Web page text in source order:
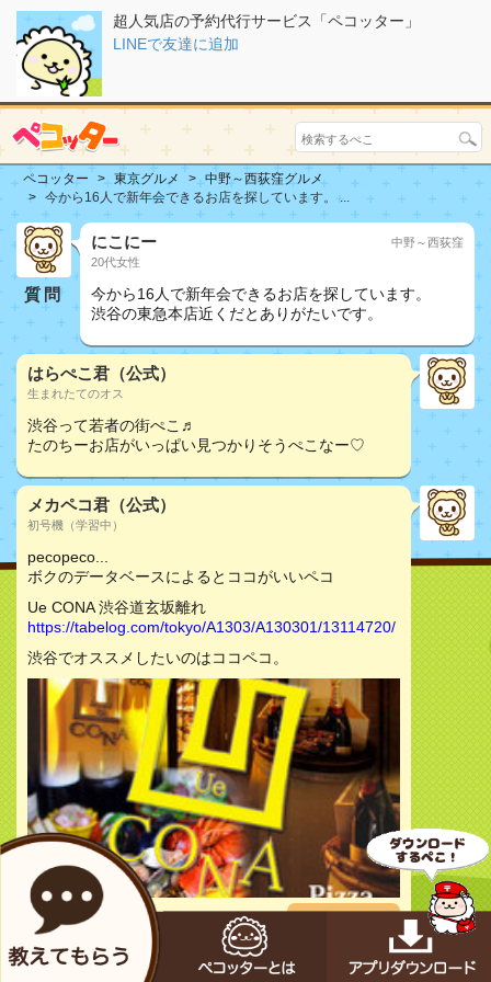
超人気店の予約代行サービス「ペコッター」
LINEで友達に追加
ペコッター 東京グルメ
中野～西荻窪グルメ
今から16人で新年会できるお店を探しています。 ...
質問
にこにー
20代女性
中野～西荻窪
今から16人で新年会できるお店を探しています。
渋谷の東急本店近くだとありがたいです。
はらぺこ君（公式）
生まれたてのオス
渋谷って若者の街ぺこ♬
たのちーお店がいっぱい見つかりそうぺこなー♡
メカペコ君（公式）
初号機（学習中）
pecopeco...
ボクのデータベースによるとココがいいペコ
Ue CONA 渋谷道玄坂離れ
https://tabelog.com/tokyo/A1303/A130301/13114720/
渋谷でオススメしたいのはココペコ。